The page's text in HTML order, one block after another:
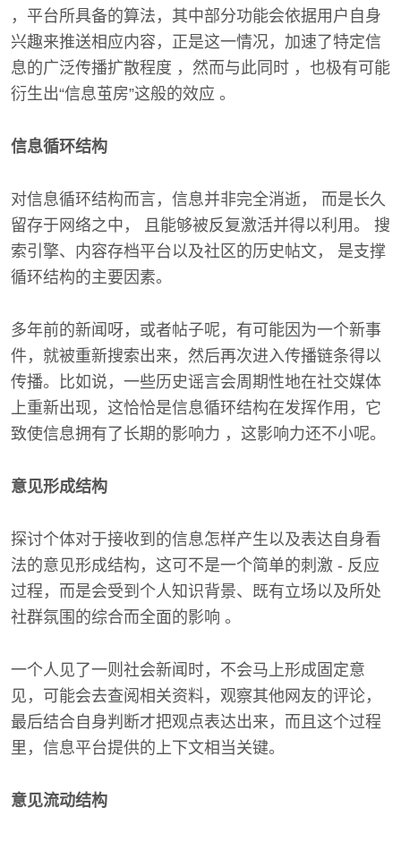
，平台所具备的算法，其中部分功能会依据用户自身
兴趣来推送相应内容，正是这一情况，加速了特定信
息的广泛传播扩散程度 ，然而与此同时 ，也极有可能
衍生出“信息茧房”这般的效应 。
信息循环结构
对信息循环结构而言，信息并非完全消逝， 而是长久
留存于网络之中， 且能够被反复激活并得以利用。 搜
索引擎、内容存档平台以及社区的历史帖文， 是支撑
循环结构的主要因素。
多年前的新闻呀，或者帖子呢，有可能因为一个新事
件，就被重新搜索出来，然后再次进入传播链条得以
传播。比如说，一些历史谣言会周期性地在社交媒体
上重新出现，这恰恰是信息循环结构在发挥作用，它
致使信息拥有了长期的影响力 ，这影响力还不小呢。
意见形成结构
探讨个体对于接收到的信息怎样产生以及表达自身看
法的意见形成结构，这可不是一个简单的刺激 - 反应
过程，而是会受到个人知识背景、既有立场以及所处
社群氛围的综合而全面的影响 。
一个人见了一则社会新闻时，不会马上形成固定意
见，可能会去查阅相关资料，观察其他网友的评论，
最后结合自身判断才把观点表达出来，而且这个过程
里，信息平台提供的上下文相当关键。
意见流动结构